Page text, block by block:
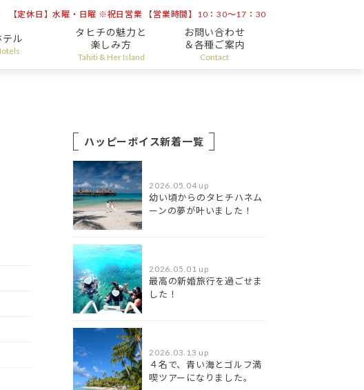
【定休日】水曜・日曜 ※祝日営業 【営業時間】10：30～17：30
テル
タヒチの魅力と
楽しみ方
Tahiti & Her Island
お問い合わせ
＆各種ご案内
Contact
ハッピーボイス新着一覧
2026.05.04 up
幼い頃からのタヒチハネム
ーンの夢が叶いました！
2026.05.01 up
最高の新婚旅行を過ごせま
した！
2026.03.13 up
４名で、青い海とゴルフ満
喫ツアーになりました。